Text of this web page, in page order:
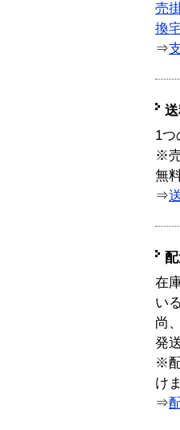
売
換
⇒
1つ
※
無
⇒
在
い
尚
発
※
け
⇒